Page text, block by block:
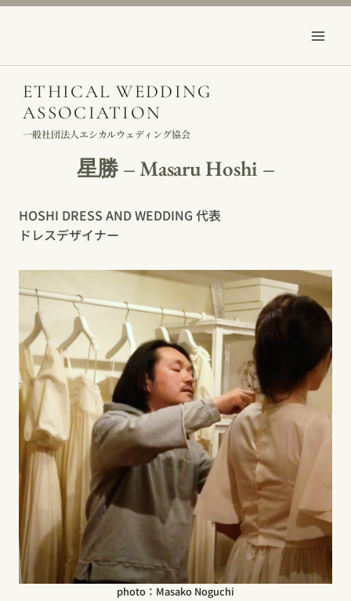
Skip
ETHICAL WEDDING
ASSOCIATION
一般社団法人エシカルウェディング協会
星勝 – Masaru Hoshi –
HOSHI DRESS AND WEDDING 代表
ドレスデザイナー
photo：Masako Noguchi